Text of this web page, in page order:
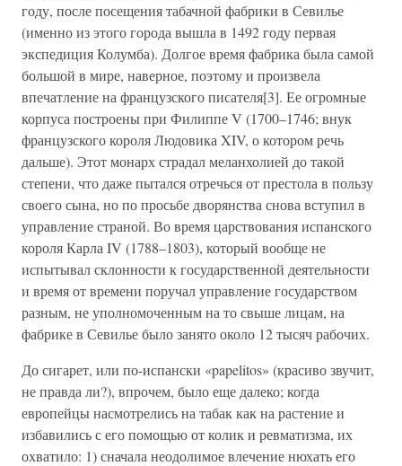
году, после посещения табачной фабрики в Севилье
(именно из этого города вышла в 1492 году первая
экспедиция Колумба). Долгое время фабрика была самой
большой в мире, наверное, поэтому и произвела
впечатление на французского писателя[3]. Ее огромные
корпуса построены при Филиппе V (1700–1746; внук
французского короля Людовика XIV, о котором речь
дальше). Этот монарх страдал меланхолией до такой
степени, что даже пытался отречься от престола в пользу
своего сына, но по просьбе дворянства снова вступил в
управление страной. Во время царствования испанского
короля Карла IV (1788–1803), который вообще не
испытывал склонности к государственной деятельности
и время от времени поручал управление государством
разным, не уполномоченным на то свыше лицам, на
фабрике в Севилье было занято около 12 тысяч рабочих.
До сигарет, или по-испански «papelitos» (красиво звучит,
не правда ли?), впрочем, было еще далеко; когда
европейцы насмотрелись на табак как на растение и
избавились с его помощью от колик и ревматизма, их
охватило: 1) сначала неодолимое влечение нюхать его